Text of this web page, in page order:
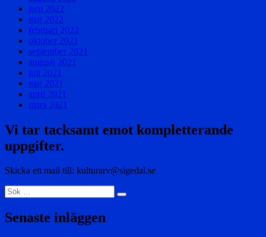
juni 2022
maj 2022
februari 2022
oktober 2021
september 2021
augusti 2021
juli 2021
maj 2021
april 2021
mars 2021
Vi tar tacksamt emot kompletterande
uppgifter.
Skicka ett mail till: kulturarv@sigedal.se
Sök
efter:
Sök
Senaste inläggen